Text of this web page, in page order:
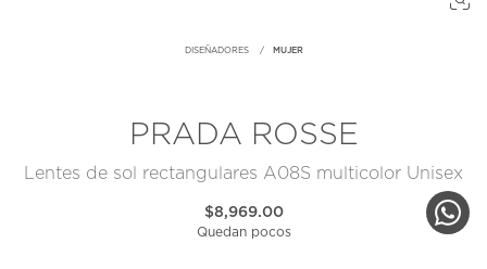
DISEÑADORES MUJER
PRADA ROSSE
Lentes de sol rectangulares A08S multicolor Unisex
$8,969.00
Quedan pocos